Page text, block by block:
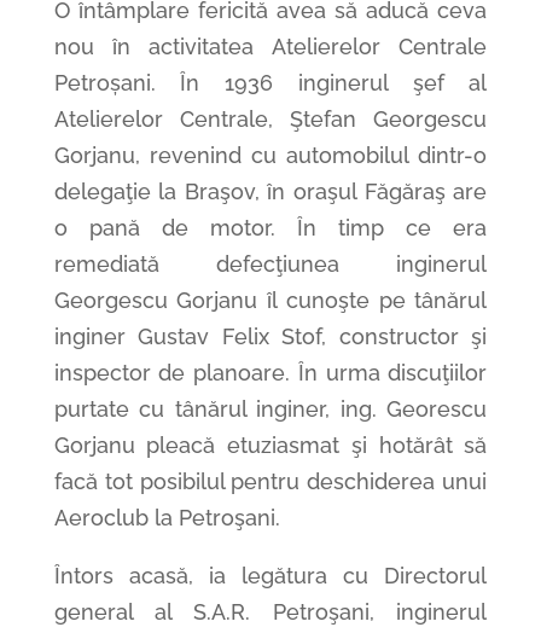
O întâmplare fericită avea să aducă ceva
nou în activitatea Atelierelor Centrale
Petroșani. Ȋn 1936 inginerul şef al
Atelierelor Centrale, Ştefan Georgescu
Gorjanu, revenind cu automobilul dintr-o
delegaţie la Braşov, în oraşul Făgăraş are
o pană de motor. Ȋn timp ce era
remediată defecţiunea inginerul
Georgescu Gorjanu îl cunoşte pe tânărul
inginer Gustav Felix Stof, constructor şi
inspector de planoare. Ȋn urma discuţiilor
purtate cu tânărul inginer, ing. Georescu
Gorjanu pleacă etuziasmat şi hotărât să
facă tot posibilul pentru deschiderea unui
Aeroclub la Petroşani.
Ȋntors acasă, ia legătura cu Directorul
general al S.A.R. Petroşani, inginerul